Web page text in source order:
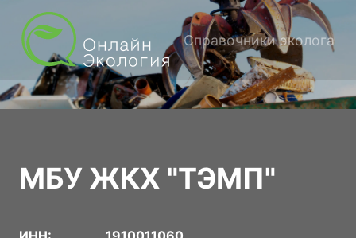
Справочники эколога
МБУ ЖКХ "ТЭМП"